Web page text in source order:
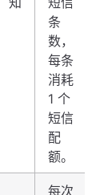
条
数，
每条
消耗
1 个
短信
配
额。
每次